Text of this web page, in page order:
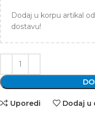
Dodaj u korpu artikal od
dostavu!
Uporedi Dodaj u